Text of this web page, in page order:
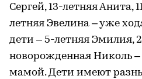
Сергей, 13-летняя Анита,
летняя Эвелина – уже
дети – 5-летняя Эмилия,
новорожденная Николь –
мамой. Дети имеют